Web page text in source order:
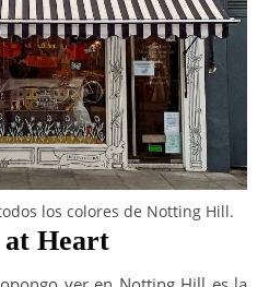
los colores de Notting Hill.
Heart